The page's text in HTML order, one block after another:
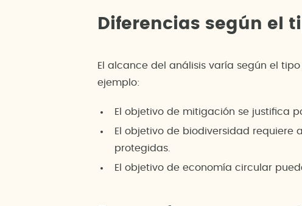
Diferencias según el
El alcance del análisis varía según el
ejemplo:
El objetivo de mitigación se justifica
El objetivo de biodiversidad
protegidas.
El objetivo de economía circular